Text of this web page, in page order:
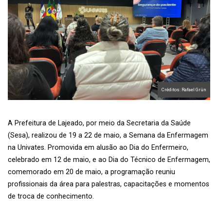
Créditos: Rafael Grün
A Prefeitura de Lajeado, por meio da Secretaria da Saúde
(Sesa), realizou de 19 a 22 de maio, a Semana da Enfermagem
na Univates. Promovida em alusão ao Dia do Enfermeiro,
celebrado em 12 de maio, e ao Dia do Técnico de Enfermagem,
comemorado em 20 de maio, a programação reuniu
profissionais da área para palestras, capacitações e momentos
de troca de conhecimento.